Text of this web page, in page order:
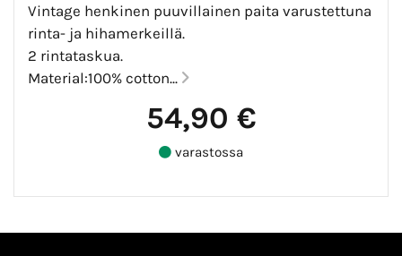
Vintage henkinen puuvillainen paita varustettuna
rinta- ja hihamerkeillä.
2 rintataskua.
Material:100% cotton...
54,90 €
varastossa